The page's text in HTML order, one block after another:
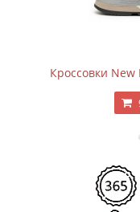
Кроссовки